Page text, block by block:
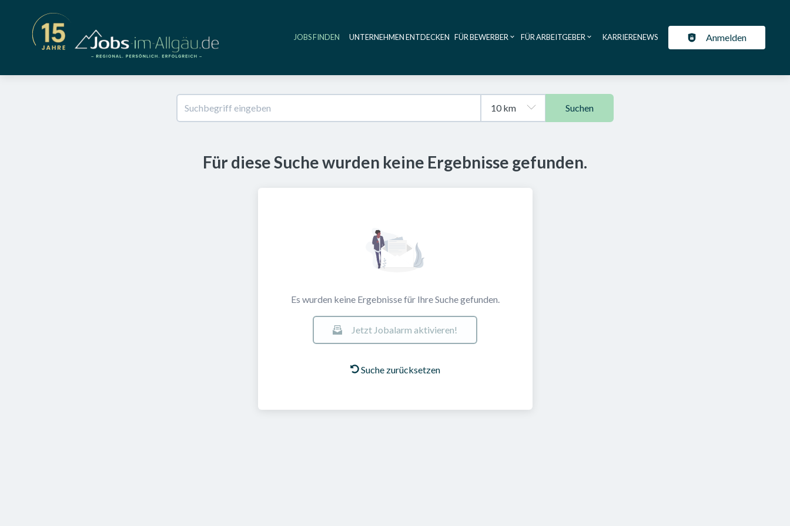
Haupt-Navigation
JOBS FINDEN UNTERNEHMEN ENTDECKEN FÜR BEWERBER FÜR ARBEITGEBER KARRIERENEWS Anmelden
Suchen
Für diese Suche wurden keine Ergebnisse gefunden.
Es wurden keine Ergebnisse für Ihre Suche gefunden.
Jetzt Jobalarm aktivieren!
Suche zurücksetzen